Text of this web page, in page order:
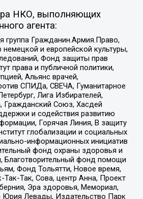
НКО, выполняющих
агента:
группа Гражданин.Армия.Право,
и европейской культуры,
Фонд защиты прав
права и публичной политики,
Альянс врачей,
СПИДа, СВЕЧА, Гуманитарное
Лига Избирателей,
Гражданский Союз, Хасдей
и содействия развитию
Горячая Линия, В защиту
глобализации и социальных
информационных инициатив
фонд охраны здоровья и
Благотворительный фонд помощи
Фонд Тольятти, Новое время,
Так-Так, Сова, центр Анна, Проект
Эра здоровья, Мемориал,
Юрия Левады, Издательство Парк